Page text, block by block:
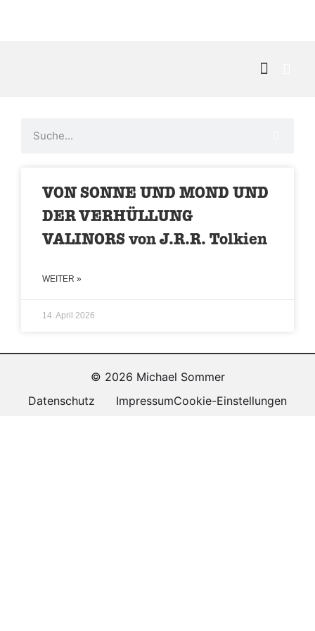
VON SONNE UND MOND UND
DER VERHÜLLUNG
VALINORS von J.R.R. Tolkien
WEITER »
14. April 2026
© 2026 Michael Sommer
Datenschutz
ImpressumCookie-Einstellungen